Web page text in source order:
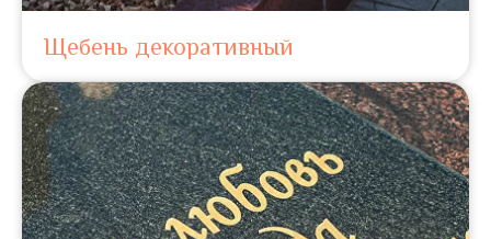
Щебень декоративный